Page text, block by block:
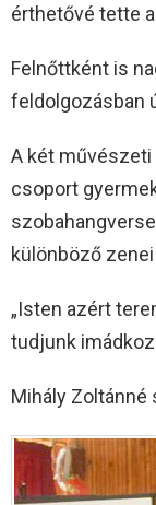
érthetővé tette
Felnőttként is
feldolgozásban
A két művészeti
csoport
különböző
„Isten azért
tudjunk
Mihály Zoltánné